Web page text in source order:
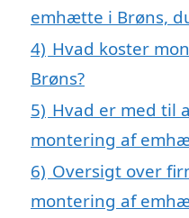
emhætte i Brøns,
4) Hvad koster
Brøns?
5) Hvad er med til
montering af
6) Oversigt over
montering af